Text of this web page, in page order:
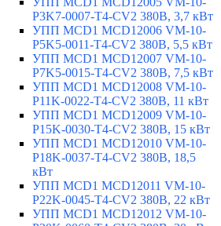
P3K7-0007-T4-CV2 380В, 3,7 кВт
УПП MCD1 MCD12006 VM-10-
P5K5-0011-T4-CV2 380В, 5,5 кВт
УПП MCD1 MCD12007 VM-10-
P7K5-0015-T4-CV2 380В, 7,5 кВт
УПП MCD1 MCD12008 VM-10-
P11K-0022-T4-CV2 380В, 11 кВт
УПП MCD1 MCD12009 VM-10-
P15K-0030-T4-CV2 380В, 15 кВт
УПП MCD1 MCD12010 VM-10-
P18K-0037-T4-CV2 380В, 18,5
кВт
УПП MCD1 MCD12011 VM-10-
P22K-0045-T4-CV2 380В, 22 кВт
УПП MCD1 MCD12012 VM-10-